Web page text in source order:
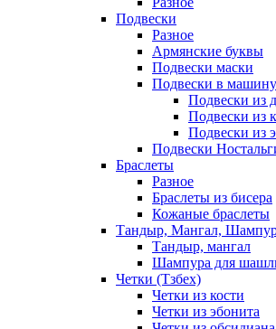
Подвески
Разное
Армянские буквы
Подвески маски
Подвески в машину
Подвески из
Подвески из
Подвески из
Подвески
Браслеты
Разное
Браслеты из бисера
Кожаные браслеты
Тандыр, Мангал,
Тандыр, мангал
Шампура для
Четки (Тзбех)
Четки из кости
Четки из эбонита